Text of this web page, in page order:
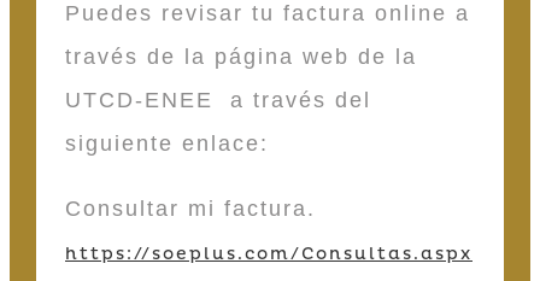
Puedes revisar tu factura online a
través de la página web de la
UTCD-ENEE a través del
siguiente enlace:
Consultar mi factura.
https://soeplus.com/Consultas.aspx